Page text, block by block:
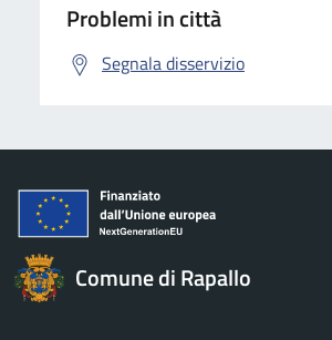
Problemi in città
Segnala disservizio
Comune di Rapallo